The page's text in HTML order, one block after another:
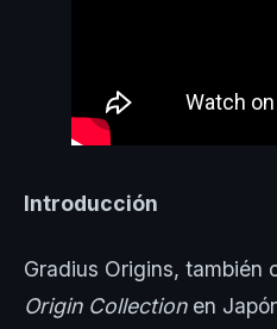
Introducción
Gradius Origins, también
Origin Collectionen